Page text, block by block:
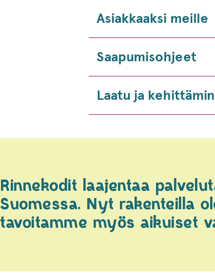
Asiakkaaksi meille
Saapumisohjeet
Laatu ja
Rinnekodit laajentaa
Suomessa. Nyt rakenteilla
tavoitamme myös aikuiset